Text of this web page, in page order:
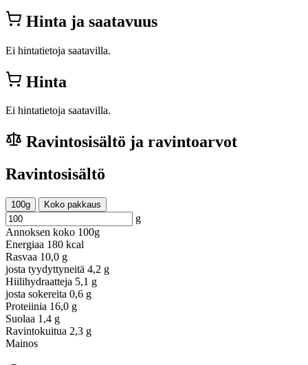
Hinta ja saatavuus
Ei hintatietoja saatavilla.
Hinta
Ei hintatietoja saatavilla.
Ravintosisältö ja ravintoarvot
Ravintosisältö
100g Koko pakkaus
g
Annoksen koko 100g
Energiaa 180 kcal
Rasvaa 10,0 g
josta tyydyttyneitä 4,2 g
Hiilihydraatteja 5,1 g
josta sokereita 0,6 g
Proteiinia 16,0 g
Suolaa 1,4 g
Ravintokuitua 2,3 g
Mainos